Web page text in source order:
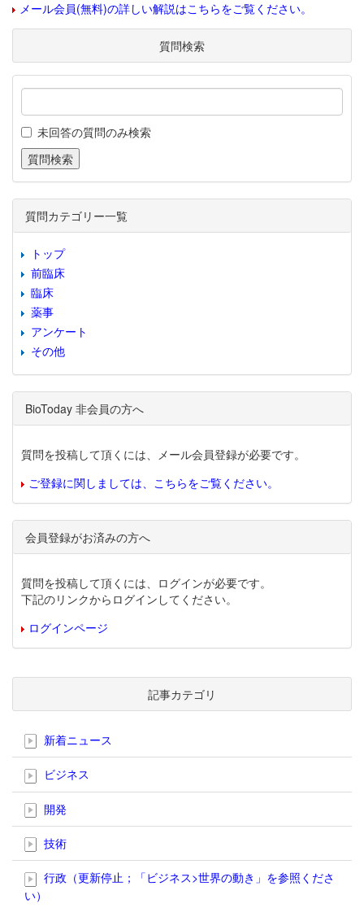
メール会員(無料)の詳しい解説はこちらをご覧ください。
質問検索
未回答の質問のみ検索
質問カテゴリー一覧
トップ
前臨床
臨床
薬事
アンケート
その他
BioToday 非会員の方へ
質問を投稿して頂くには、メール会員登録が必要です。
ご登録に関しましては、こちらをご覧ください。
会員登録がお済みの方へ
質問を投稿して頂くには、ログインが必要です。
下記のリンクからログインしてください。
ログインページ
記事カテゴリ
新着ニュース
ビジネス
開発
技術
行政（更新停止；「ビジネス>世界の動き」を参照くださ
い）